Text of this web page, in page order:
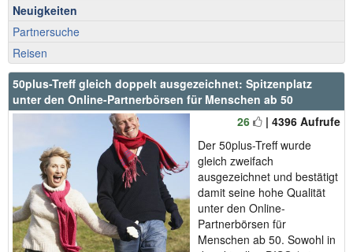
Neuigkeiten
Partnersuche
Reisen
50plus-Treff gleich doppelt ausgezeichnet: Spitzenplatz
unter den Online-Partnerbörsen für Menschen ab 50
26
| 4396 Aufrufe
Der 50plus-Treff wurde
gleich zweifach
ausgezeichnet und bestätigt
damit seine hohe Qualität
unter den Online-
Partnerbörsen für
Menschen ab 50. Sowohl in